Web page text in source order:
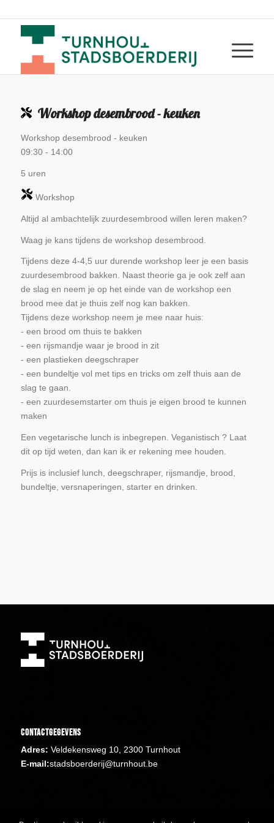
Workshop desembrood - keuken
Workshop desembrood - keuken
09:30- 14:00
5 uren
Workshop
Altijd al ambachtelijk zuurdesembrood willen leren maken?
Waag je kans tijdens de workshop desembrood.
Tijdens deze 4-4,5 uur durende workshop leer je een basis
zuurdesembrood bakken. Naast theorie ga je ook zelf aan
de slag en neem je op het einde van de workshop een
brood mee dat je thuis zelf nog kan bakken.
Tijdens deze workshop neem je mee naar huis:
- een brood om thuis te bakken
- een rijsmandje waar je brood in zit
- een plastieken deegschraper
- een bundeltje vol met tips en tricks om zelf thuis aan de
slag te gaan.
- een zuurdesemstarter om thuis je eigen brood te kunnen
maken
Een vegetarische lunch is inbegrepen. Veganistisch ? Laat
dit op tijd weten, dan kan ik er rekening mee houden.
Prijs is inclusief lunch, deegschraper, rijsmandje, brood,
bundeltje, versnaperingen, starter en drinken.
Contactgegevens
Adres: Veldekensweg 10, 2300 Turnhout
E-mail:stadsboerderij@turnhout.be